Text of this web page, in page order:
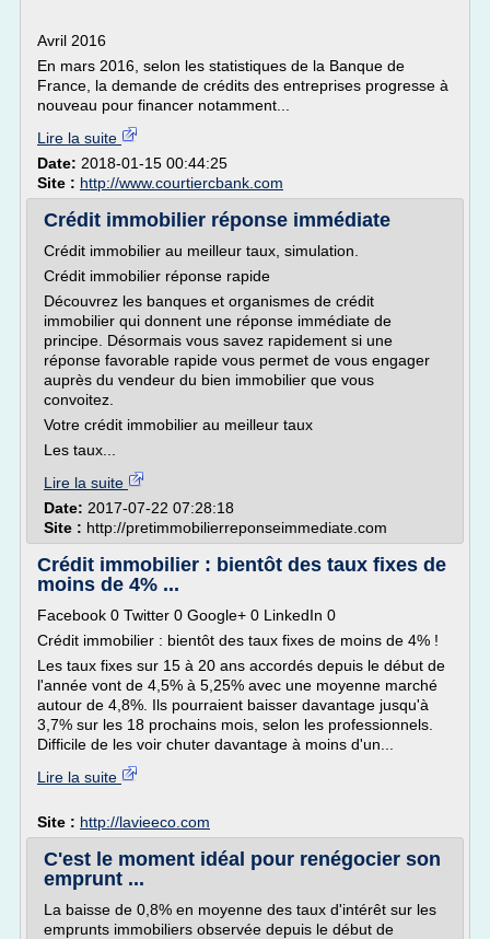
Avril 2016
En mars 2016, selon les statistiques de la Banque de
France, la demande de crédits des entreprises progresse à
nouveau pour financer notamment...
Lire la suite
Date: 2018-01-15 00:44:25
Site : http://www.courtiercbank.com
Crédit immobilier réponse immédiate
Crédit immobilier au meilleur taux, simulation.
Crédit immobilier réponse rapide
Découvrez les banques et organismes de crédit
immobilier qui donnent une réponse immédiate de
principe. Désormais vous savez rapidement si une
réponse favorable rapide vous permet de vous engager
auprès du vendeur du bien immobilier que vous
convoitez.
Votre crédit immobilier au meilleur taux
Les taux...
Lire la suite
Date: 2017-07-22 07:28:18
Site : http://pretimmobilierreponseimmediate.com
Crédit immobilier : bientôt des taux fixes de
moins de 4% ...
Facebook 0 Twitter 0 Google+ 0 LinkedIn 0
Crédit immobilier : bientôt des taux fixes de moins de 4% !
Les taux fixes sur 15 à 20 ans accordés depuis le début de
l'année vont de 4,5% à 5,25% avec une moyenne marché
autour de 4,8%. Ils pourraient baisser davantage jusqu'à
3,7% sur les 18 prochains mois, selon les professionnels.
Difficile de les voir chuter davantage à moins d'un...
Lire la suite
Site : http://lavieeco.com
C'est le moment idéal pour renégocier son
emprunt ...
La baisse de 0,8% en moyenne des taux d'intérêt sur les
emprunts immobiliers observée depuis le début de